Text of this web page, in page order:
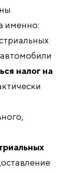
именно:
налог на